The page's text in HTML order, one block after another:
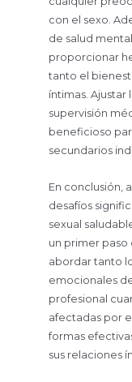
con el sexo.
de salud
proporcionar
tanto el
íntimas.
supervisión
beneficioso
secundarios
En conclusión,
desafíos
sexual
un primer paso
abordar tanto
emocionales
profesional
afectadas por
formas
sus relaciones